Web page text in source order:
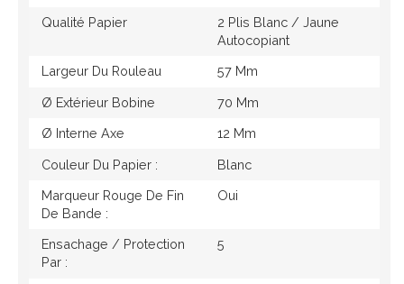
Qualité Papier
2 Plis Blanc / Jaune
Autocopiant
Largeur Du Rouleau 57 Mm
Ø Extérieur Bobine 70 Mm
Ø Interne Axe 12 Mm
Couleur Du Papier : Blanc
Marqueur Rouge De Fin
De Bande :
Oui
Ensachage / Protection
Par :
5